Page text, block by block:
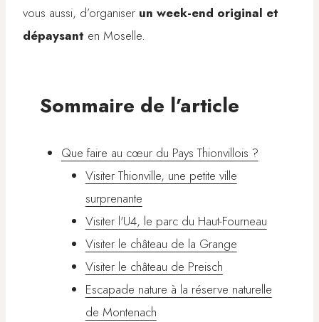
vous aussi, d’organiser un week-end original et
dépaysant en Moselle.
Sommaire de l’article
Que faire au cœur du Pays Thionvillois ?
Visiter Thionville, une petite ville
surprenante
Visiter l'U4, le parc du Haut-Fourneau
Visiter le château de la Grange
Visiter le château de Preisch
Escapade nature à la réserve naturelle
de Montenach